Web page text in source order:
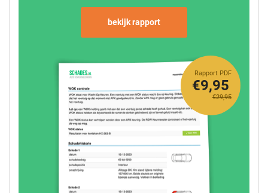
bekijk rapport
Rapport PDF
€29,95
€9,95